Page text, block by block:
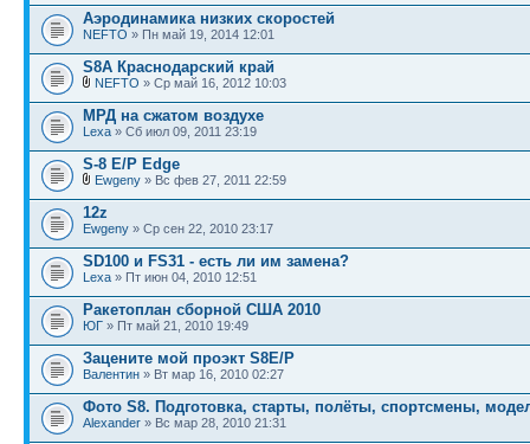
Аэродинамика низких скоростей
NEFTO » Пн май 19, 2014 12:01
S8A Краснодарский край
NEFTO » Ср май 16, 2012 10:03
МРД на сжатом воздухе
Lexa » Сб июл 09, 2011 23:19
S-8 E/P Edge
Ewgeny » Вс фев 27, 2011 22:59
12z
Ewgeny » Ср сен 22, 2010 23:17
SD100 и FS31 - есть ли им замена?
Lexa » Пт июн 04, 2010 12:51
Ракетоплан сборной США 2010
ЮГ » Пт май 21, 2010 19:49
Зацените мой проэкт S8E/P
Валентин » Вт мар 16, 2010 02:27
Фото S8. Подготовка, старты, полёты, спортсмены,
Alexander » Вс мар 28, 2010 21:31